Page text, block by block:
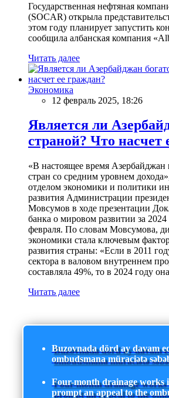
Государственная нефтяная
(SOCAR) открыла
этом году планирует запустить
сообщила албанская компания
Читать далее
Экономика
12 февраль 2025, 18:26
Является ли
страной? Что насчет
«В настоящее время Азербайджан
стран со средним уровнем
отделом экономики и политики
развития Администрации
Мовсумов в ходе презентации
банка о мировом развитии за
февраля. По словам Мовсумова,
экономики стала ключевым
развития страны: «Если в 2011
сектора в валовом внутреннем
составляла 49%, то в 2024 году
Читать далее
Buzovnada dörd ay davam
ombudsmana müraciətə
Four-month drainage works
prompt an appeal to the